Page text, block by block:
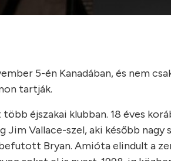
5-én Kanadában, és nem
tartják.
éjszakai klubban. 18 éves
Jim Vallace-szel, aki később
Bryan. Amióta elindult a